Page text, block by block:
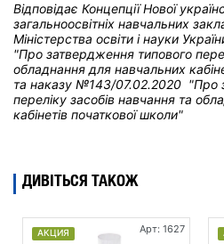
Відповідає Концепції Нової
загальноосвітніх навчальних
Міністерства освіти і науки
"Про затвердження типового
обладнання для навчальних
та наказу №143/07.02.2020 "Про
переліку засобів навчання та
кабінетів початкової школи"
ДИВІТЬСЯ ТАКОЖ
АКЦИЯ
Арт: 1627